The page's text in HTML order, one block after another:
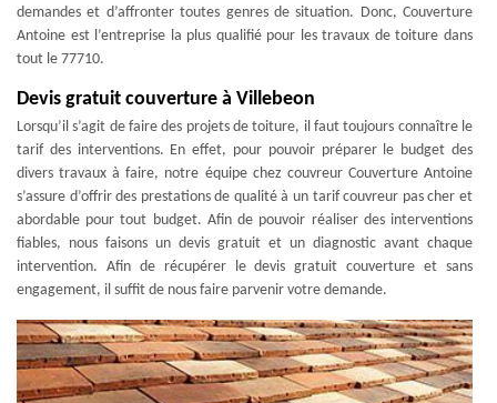
demandes et d’affronter toutes genres de situation. Donc, Couverture
Antoine est l’entreprise la plus qualifié pour les travaux de toiture dans
tout le 77710.
Devis gratuit couverture à Villebeon
Lorsqu’il s’agit de faire des projets de toiture, il faut toujours connaître le
tarif des interventions. En effet, pour pouvoir préparer le budget des
divers travaux à faire, notre équipe chez couvreur Couverture Antoine
s’assure d’offrir des prestations de qualité à un tarif couvreur pas cher et
abordable pour tout budget. Afin de pouvoir réaliser des interventions
fiables, nous faisons un devis gratuit et un diagnostic avant chaque
intervention. Afin de récupérer le devis gratuit couverture et sans
engagement, il suffit de nous faire parvenir votre demande.